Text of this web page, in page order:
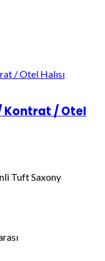
Kontrat / Otel
Tuft Saxony